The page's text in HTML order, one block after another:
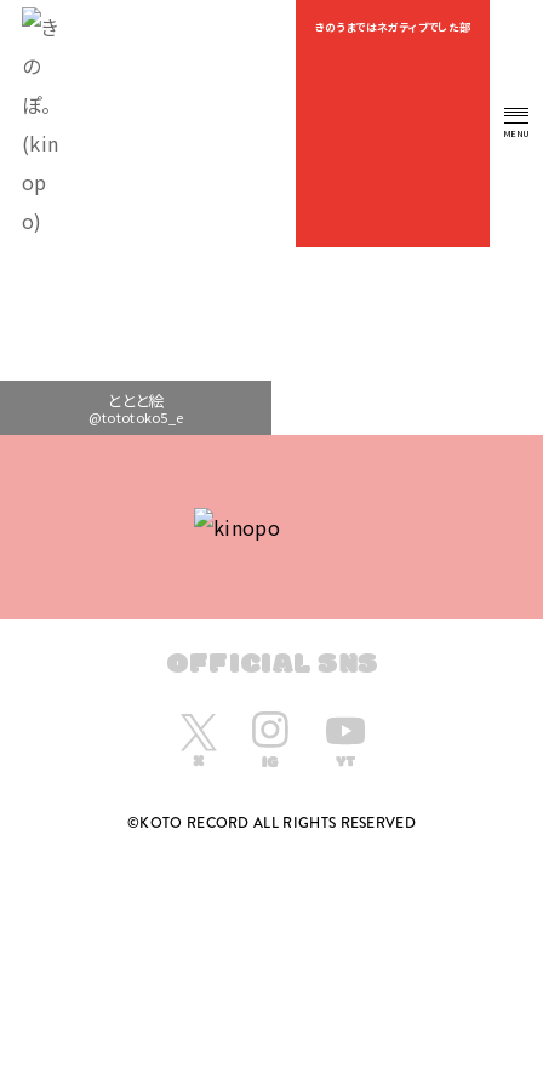
きのうまではネガティブでした部
OFFICIAL FAN CLUB
MENU
ととと絵
@tototoko5_e
OFFICIAL SNS
©KOTO RECORD ALL RIGHTS RESERVED